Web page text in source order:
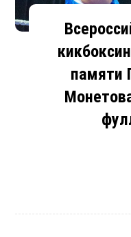
памяти